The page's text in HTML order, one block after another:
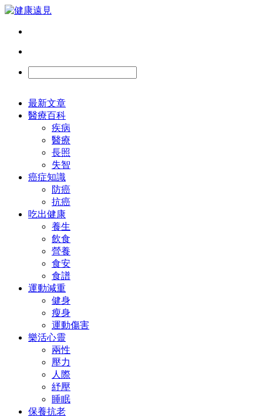
最新文章
醫療百科
疾病
醫療
長照
失智
癌症知識
防癌
抗癌
吃出健康
養生
飲食
營養
食安
食譜
運動減重
健身
瘦身
運動傷害
樂活心靈
兩性
壓力
人際
紓壓
睡眠
保養抗老